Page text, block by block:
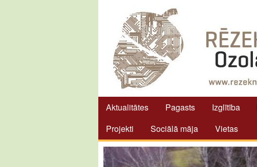
Aktualitātes Pagasts Izglītība
Projekti
Sociālā māja Vietas